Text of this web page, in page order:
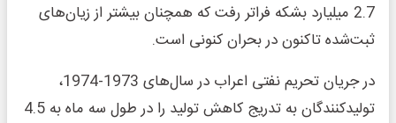
2.7 میلیارد بشکه فراتر رفت که همچنان بیشتر از زیان‌های
ثبت‌شده تاکنون در بحران کنونی است.
در جریان تحریم نفتی اعراب در سال‌های 1973-1974،
تولیدکنندگان به تدریج کاهش تولید را در طول سه ماه به 4.5